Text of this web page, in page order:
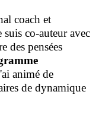
coach et
co-auteur avec
des pensées
animé de
de dynamique